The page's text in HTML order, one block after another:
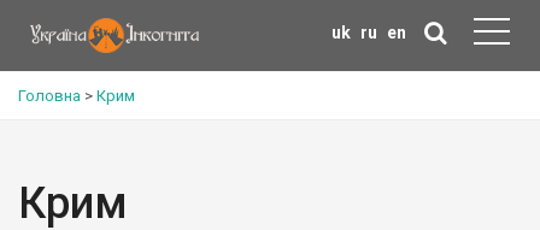
uk ru en
Головна > Крим
Крим